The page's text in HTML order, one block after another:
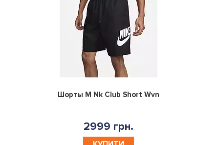
0
Шорты M Nk Club Short Wvn
2999 грн.